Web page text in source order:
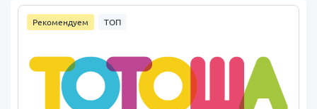
Рекомендуем ТОП